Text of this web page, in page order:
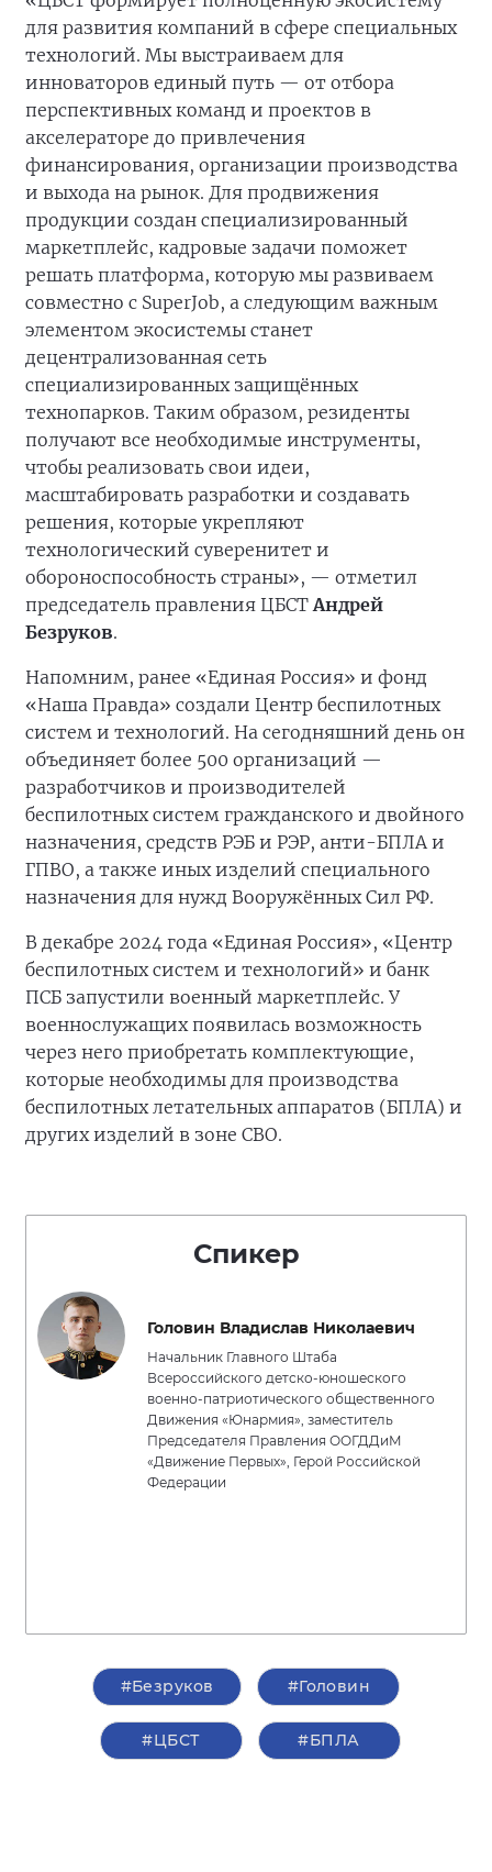
для развития компаний в сфере специальных
технологий. Мы выстраиваем для
инноваторов единый путь — от отбора
перспективных команд и проектов в
акселераторе до привлечения
финансирования, организации производства
и выхода на рынок. Для продвижения
продукции создан специализированный
маркетплейс, кадровые задачи поможет
решать платформа, которую мы развиваем
совместно с SuperJob, а следующим важным
элементом экосистемы станет
децентрализованная сеть
специализированных защищённых
технопарков. Таким образом, резиденты
получают все необходимые инструменты,
чтобы реализовать свои идеи,
масштабировать разработки и создавать
решения, которые укрепляют
технологический суверенитет и
обороноспособность страны», — отметил
председатель правления ЦБСТАндрей
Безруков.
Напомним, ранее «Единая Россия» и фонд
«Наша Правда» создали Центр беспилотных
систем и технологий. На сегодняшний день он
объединяет более 500 организаций —
разработчиков и производителей
беспилотных систем гражданского и двойного
назначения, средств РЭБ и РЭР, анти-БПЛА и
ГПВО, а также иных изделий специального
назначения для нужд Вооружённых Сил РФ.
В декабре 2024 года «Единая Россия», «Центр
беспилотных систем и технологий» и банк
ПСБ запустили военный маркетплейс. У
военнослужащих появилась возможность
через него приобретать комплектующие,
которые необходимы для производства
беспилотных летательных аппаратов (БПЛА) и
других изделий в зоне СВО.
Спикер
Головин Владислав Николаевич
Начальник Главного Штаба
Всероссийского детско-юношеского
военно-патриотического общественного
Движения «Юнармия», заместитель
Председателя Правления ООГДДиМ
«Движение Первых», Герой Российской
Федерации
#Безруков #Головин
#ЦБСТ #БПЛА